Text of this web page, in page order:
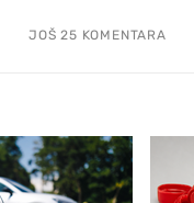
JOŠ 25 KOMENTARA